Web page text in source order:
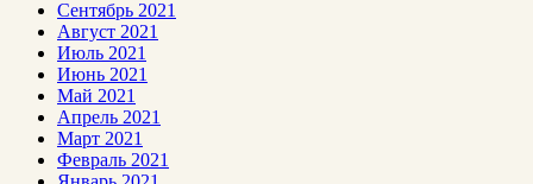
Сентябрь 2021
Август 2021
Июль 2021
Июнь 2021
Май 2021
Апрель 2021
Март 2021
Февраль 2021